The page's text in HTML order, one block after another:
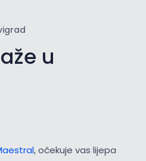
u
, očekuje vas lijepa